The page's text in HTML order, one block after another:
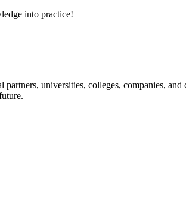
into practice!
universities, colleges, companies,